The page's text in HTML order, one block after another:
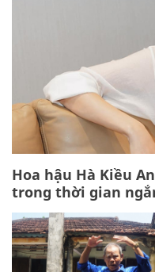
Hoa hậu Hà Kiều
trong thời gian